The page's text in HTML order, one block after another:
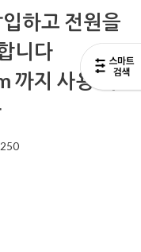
하고 전원을
니다
까지 사용 가